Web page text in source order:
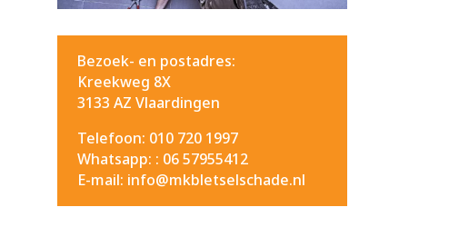
Bezoek- en postadres:
Kreekweg 8X
3133 AZ Vlaardingen
Telefoon: 010 720 1997
Whatsapp: : 06 57955412
E-mail: info@mkbletselschade.nl